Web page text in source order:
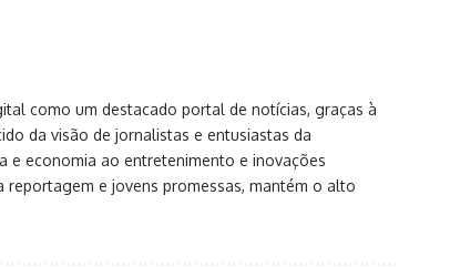
como um destacado portal de notícias, graças à
da visão de jornalistas e entusiastas da
economia ao entretenimento e inovações
e jovens promessas, mantém o alto